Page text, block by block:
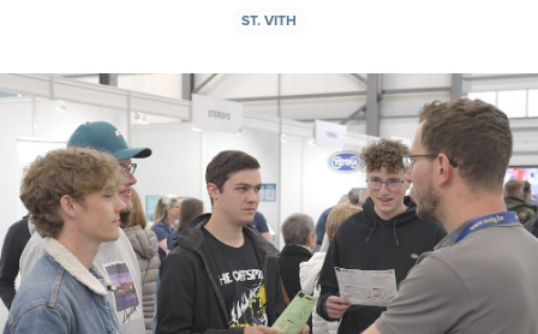
ST. VITH